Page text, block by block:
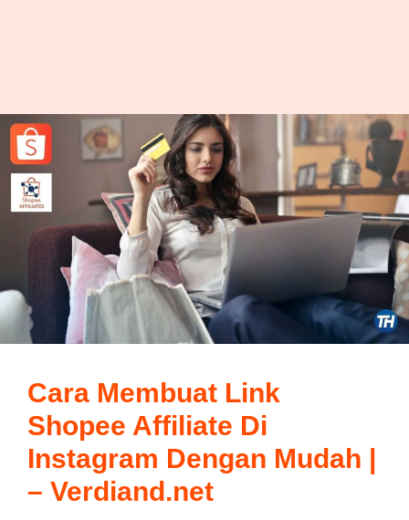
Cara Membuat Link
Shopee Affiliate Di
Instagram Dengan Mudah |
– Verdiand.net